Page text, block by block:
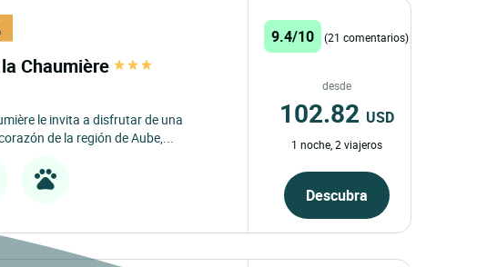
Chaumière
le invita a disfrutar de una
de la región de Aube,...
9.4/10 (21 comentarios)
desde
102.82 USD
1 noche, 2 viajeros
Descubra